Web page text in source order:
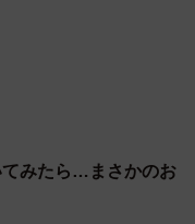
みたら…まさかのお